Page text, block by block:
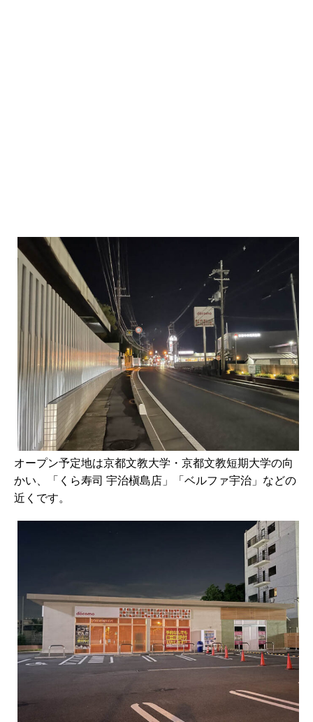
オープン予定地は京都文教大学・京都文教短期大学の向
かい、「くら寿司 宇治槇島店」「ベルファ宇治」などの
近くです。